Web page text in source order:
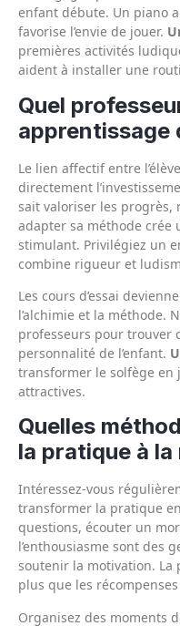
enfant débute. Un piano
favorise l’envie de jouer.
premières activités
aident à installer une
Quel
apprentissage
Le lien affectif entre
directement
sait valoriser les progrès,
adapter sa méthode crée
stimulant. Privilégiez un
combine rigueur et
Les cours d’essai
l’alchimie et la méthode.
professeurs pour trouver
personnalité de l’enfant.
transformer le solfège en
attractives.
Quelles
la pratique à la
Intéressez-vous
transformer la pratique
questions, écouter un
l’enthousiasme sont des
soutenir la motivation. La
plus que les
Organisez des moments